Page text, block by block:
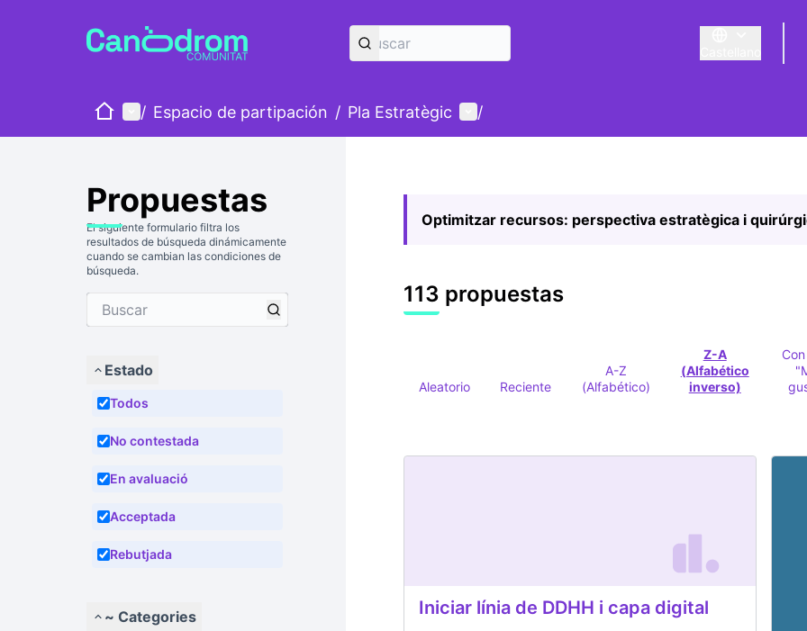
Triar la llengua
InicioMenú principal
/ Espacio de partipación / Pla Estratègic Menú de usuario
/
Propuestas
El siguiente formulario filtra los
resultados de búsqueda dinámicamente
cuando se cambian las condiciones de
búsqueda.
Estado
Todos
No contestada
En avaluació
Acceptada
Rebutjada
~ Categories
Optimitzar recursos: perspectiva estratègica i
113 propuestas
Aleatorio Reciente
A-Z
(Alfabético)
Z-A
(Alfabético
inverso)
Iniciar línia de DDHH i capa digital